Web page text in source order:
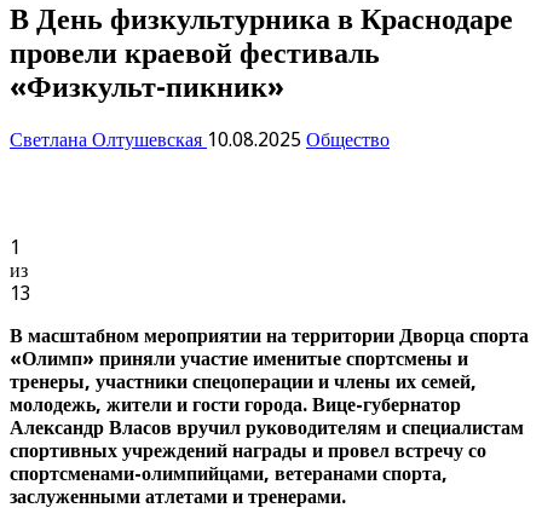
В День физкультурника в Краснодаре
провели краевой фестиваль
«Физкульт-пикник»
Светлана Олтушевская 10.08.2025 Общество
1
из
13
В масштабном мероприятии на территории Дворца спорта
«Олимп» приняли участие именитые спортсмены и
тренеры, участники спецоперации и члены их семей,
молодежь, жители и гости города. Вице-губернатор
Александр Власов вручил руководителям и специалистам
спортивных учреждений награды и провел встречу со
спортсменами-олимпийцами, ветеранами спорта,
заслуженными атлетами и тренерами.